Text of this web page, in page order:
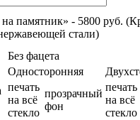
памятник» - 5800 руб.
стали)
Без фацета
Односторонняя
печать
на всё
стекло
прозрачный
фон
печать
на всё
стекло